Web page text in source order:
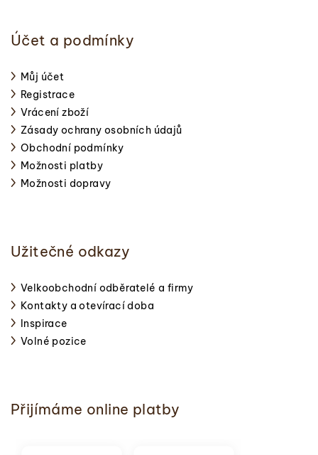
Účet a podmínky
Můj účet
Registrace
Vrácení zboží
Zásady ochrany osobních údajů
Obchodní podmínky
Možnosti platby
Možnosti dopravy
Užitečné odkazy
Velkoobchodní odběratelé a firmy
Kontakty a otevírací doba
Inspirace
Volné pozice
Přijímáme online platby